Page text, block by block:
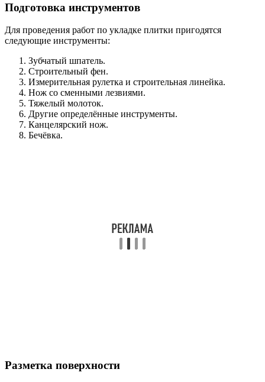
Подготовка инструментов
Для проведения работ по укладке плитки пригодятся
следующие инструменты:
Зубчатый шпатель.
Строительный фен.
Измерительная рулетка и строительная линейка.
Нож со сменными лезвиями.
Тяжелый молоток.
Другие определённые инструменты.
Канцелярский нож.
Бечёвка.
Разметка поверхности